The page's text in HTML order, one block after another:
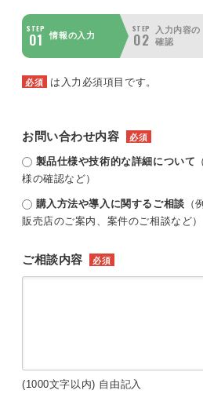
STEP
01 情報の入力
STEP
02
入力内容の
確認
必須 は入力必須項目です。
お問い合わせ内容 必須
製品仕様や技術的な詳細について
様の確認など）
購入方法や導入に関するご相談 （
販売店のご案内、案件のご相談など）
ご相談内容 必須
(1000文字以内) 自由記入